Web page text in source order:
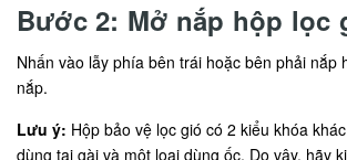
Bước 2: Mở nắp hộp lọc
Nhấn vào lẫy phía bên trái hoặc bên phải nắp
nắp.
Lưu ý: Hộp bảo vệ lọc gió có 2 kiểu khóa
dùng tai gài và một loại dùng ốc. Do vậy, hãy